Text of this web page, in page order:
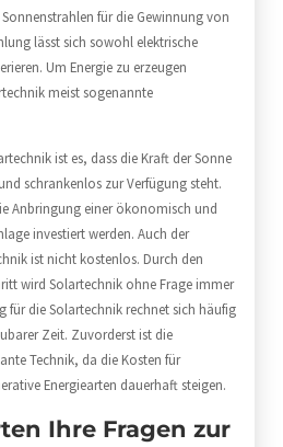
für die Gewinnung von
lässt sich sowohl elektrische
Um Energie zu erzeugen
meist sogenannte
ist es, dass die Kraft der Sonne
schrankenlos zur Verfügung steht.
Anbringung einer ökonomisch und
investiert werden. Auch der
ist nicht kostenlos. Durch den
wird Solartechnik ohne Frage immer
für die Solartechnik rechnet sich häufig
Zeit. Zuvorderst ist die
Technik, da die Kosten für
Energiearten dauerhaft steigen.
Ihre Fragen zur